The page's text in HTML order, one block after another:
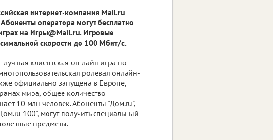
интернет-компания Mail.ru
оператора могут бесплатно
на Игры@Mail.ru. Игровые
скорости до 100 Мбит/с.
лучшая клиентская он-лайн игра по
ролевая онлайн-
официально запущена в Европе,
мира, общее количество
10 млн человек. Абоненты "Дом.ru",
100", могут получить специальный
предметы.